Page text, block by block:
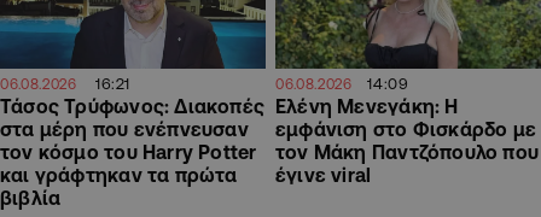
06.08.2026 16:21
Τάσος Τρύφωνος: Διακοπές
στα μέρη που ενέπνευσαν
τον κόσμο του Harry Potter
και γράφτηκαν τα πρώτα
βιβλία
06.08.2026 14:09
Ελένη Μενεγάκη: Η
εμφάνιση στο Φισκάρδο με
τον Μάκη Παντζόπουλο που
έγινε viral